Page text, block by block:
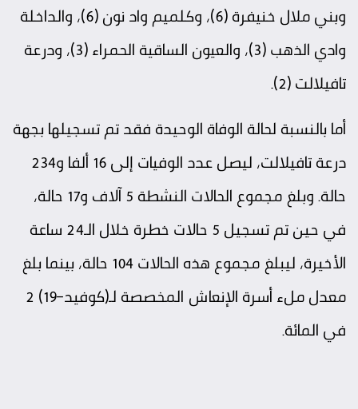
وبني ملال خنيفرة (6)، وكلميم واد نون (6)، والداخلة
وادي الذهب (3)، والعيون الساقية الحمراء (3)، ودرعة
تافيلالت (2).
أما بالنسبة لحالة الوفاة الوحيدة فقد تم تسجيلها بجهة
درعة تافيلالت، ليصل عدد الوفيات إلى 16 ألفا و234
حالة. وبلغ مجموع الحالات النشطة 5 آلاف و17 حالة،
في حين تم تسجيل 5 حالات خطرة خلال الـ24 ساعة
الأخيرة، ليبلغ مجموع هذه الحالات 104 حالة، بينما بلغ
معدل ملء أسرة الإنعاش المخصصة لـ(كوفيد-19) 2
في المائة.